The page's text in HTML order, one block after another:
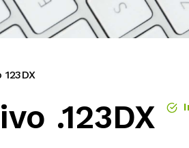
.123DX